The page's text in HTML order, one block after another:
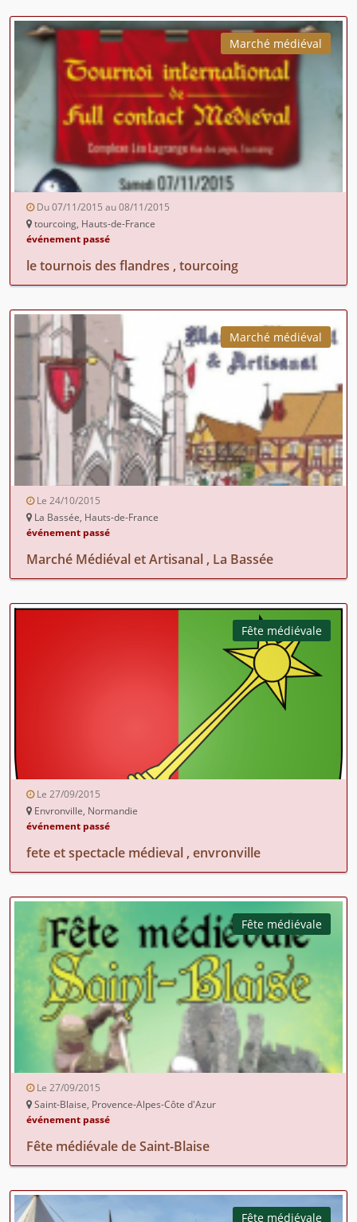
Marché médiéval
Du 07/11/2015 au 08/11/2015
tourcoing, Hauts-de-France
événement passé
le tournois des flandres , tourcoing
Marché médiéval
Le 24/10/2015
La Bassée, Hauts-de-France
événement passé
Marché Médiéval et Artisanal , La Bassée
Fête médiévale
Le 27/09/2015
Envronville, Normandie
événement passé
fete et spectacle médieval , envronville
Fête médiévale
Le 27/09/2015
Saint-Blaise, Provence-Alpes-Côte d'Azur
événement passé
Fête médiévale de Saint-Blaise
Fête médiévale